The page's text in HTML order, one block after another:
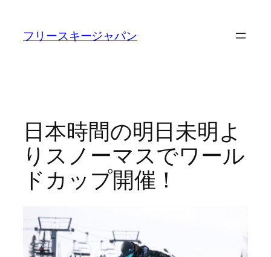
フリースキージャパン
日本時間の明日未明よ
りスノーマスでワール
ドカップ開催！